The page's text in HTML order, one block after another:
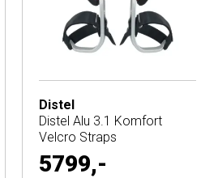
Distel
Distel Alu 3.1 Komfort
Velcro Straps
5799,-